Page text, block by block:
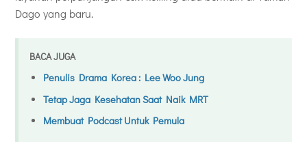
Dago yang baru.
BACA JUGA
Penulis Drama Korea : Lee Woo Jung
Tetap Jaga Kesehatan Saat Naik MRT
Membuat Podcast Untuk Pemula